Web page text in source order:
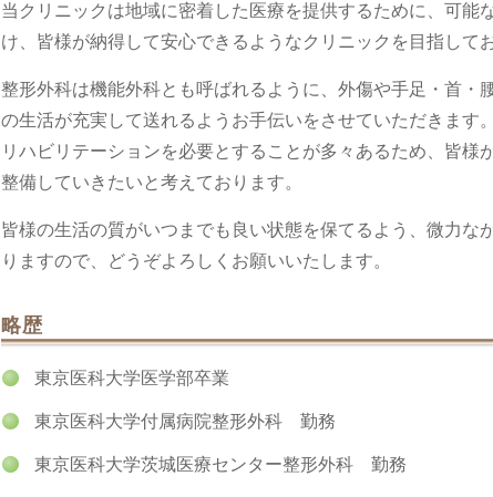
当クリニックは地域に密着した医療を提供するために、可能
け、皆様が納得して安心できるようなクリニックを目指して
整形外科は機能外科とも呼ばれるように、外傷や手足・首・
の生活が充実して送れるようお手伝いをさせていただきます
リハビリテーションを必要とすることが多々あるため、皆様
整備していきたいと考えております。
皆様の生活の質がいつまでも良い状態を保てるよう、微力な
りますので、どうぞよろしくお願いいたします。
略歴
東京医科大学医学部卒業
東京医科大学付属病院整形外科 勤務
東京医科大学茨城医療センター整形外科 勤務